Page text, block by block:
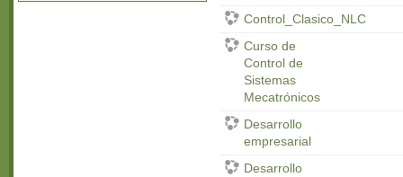
Control_Clasico_NLC
Curso de
Control de
Sistemas
Mecatrónicos
Desarrollo
empresarial
Desarrollo